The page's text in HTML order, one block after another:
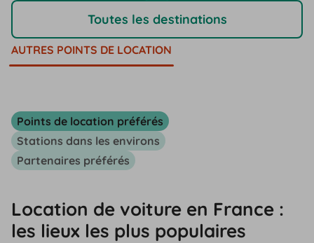
Toutes les destinations
AUTRES POINTS DE LOCATION
Points de location préférés
Stations dans les environs
Partenaires préférés
Location de voiture en France :
les lieux les plus populaires